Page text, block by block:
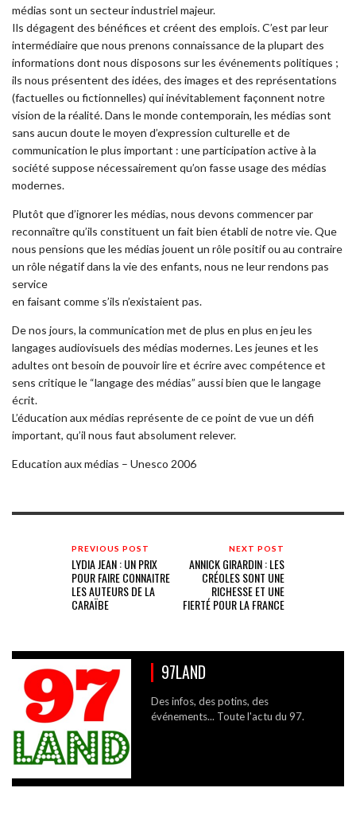
médias sont un secteur industriel majeur.
Ils dégagent des bénéfices et créent des emplois. C’est par leur
intermédiaire que nous prenons connaissance de la plupart des
informations dont nous disposons sur les événements politiques ;
ils nous présentent des idées, des images et des représentations
(factuelles ou fictionnelles) qui inévitablement façonnent notre
vision de la réalité. Dans le monde contemporain, les médias sont
sans aucun doute le moyen d’expression culturelle et de
communication le plus important : une participation active à la
société suppose nécessairement qu’on fasse usage des médias
modernes.
Plutôt que d’ignorer les médias, nous devons commencer par
reconnaître qu’ils constituent un fait bien établi de notre vie. Que
nous pensions que les médias jouent un rôle positif ou au contraire
un rôle négatif dans la vie des enfants, nous ne leur rendons pas
service
en faisant comme s’ils n’existaient pas.
De nos jours, la communication met de plus en plus en jeu les
langages audiovisuels des médias modernes. Les jeunes et les
adultes ont besoin de pouvoir lire et écrire avec compétence et
sens critique le “langage des médias” aussi bien que le langage
écrit.
L’éducation aux médias représente de ce point de vue un défi
important, qu’il nous faut absolument relever.
Education aux médias – Unesco 2006
PREVIOUS POST
LYDIA JEAN : UN PRIX
POUR FAIRE CONNAITRE
LES AUTEURS DE LA
CARAÏBE
NEXT POST
ANNICK GIRARDIN : LES
CRÉOLES SONT UNE
RICHESSE ET UNE
FIERTÉ POUR LA FRANCE
97LAND
Des infos, des potins, des
événements... Toute l'actu du 97.